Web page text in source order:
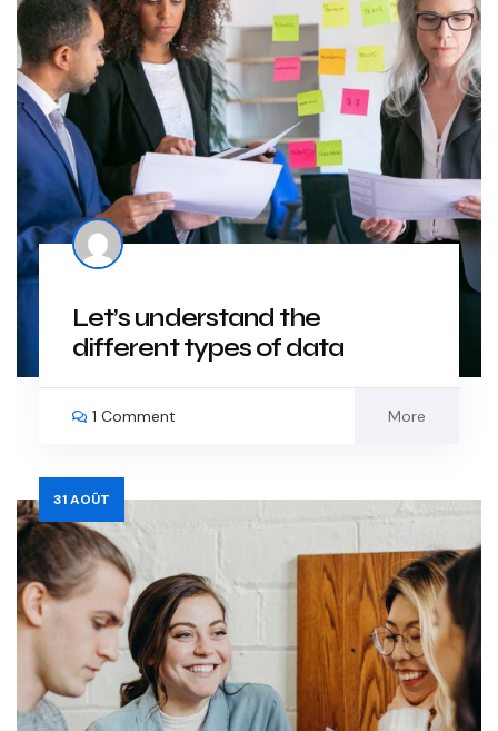
Let’s understand the
different types of data
1 Comment More
31AOÛT